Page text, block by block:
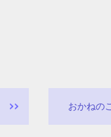
おかねの